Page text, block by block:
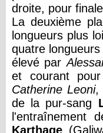
droite, pour
La deuxième
longueurs plus
quatre
élevé par
et courant
Catherine Leoni,
de la pur-sang
l'entraînement
Karthage